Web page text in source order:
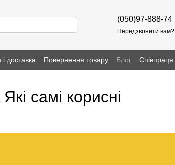
(050)97-888-74
Передзвонити вам?
доставка Повернення товару Блог Співпраця
самі корисні